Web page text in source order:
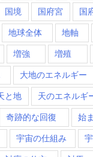
国境 国府宮 国
地球全体 地軸
増強 増殖
大地のエネルギー
と地 天のエネルギ
奇跡的な回復 始
宇宙の仕組み